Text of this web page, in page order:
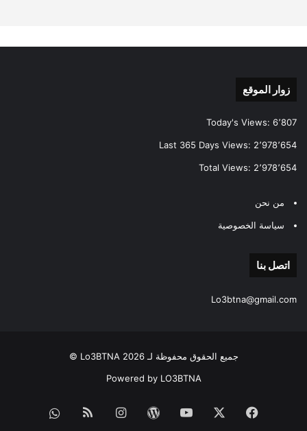
زوار الموقع
Today's Views: 6٬807
Last 365 Days Views: 2٬978٬654
Total Views: 2٬978٬654
من نحن
سياسة الخصوصية
اتصل بنا
Lo3btna@gmail.com
جميع الحقوق محفوظة لـ Lo3BTNA 2026 ©
Powered by LO3BTNA
فيسبوك ‫YouTube
‫WordPress
انستقرامملخصقناة